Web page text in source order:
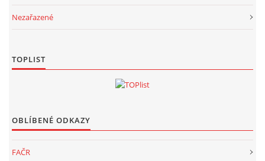
Nezařazené
TOPLIST
OBLÍBENÉ ODKAZY
FAČR